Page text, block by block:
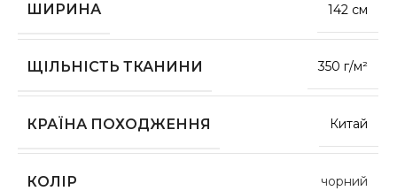
ШИРИНА 142 см
ЩІЛЬНІСТЬ ТКАНИНИ 350 г/м²
КРАЇНА ПОХОДЖЕННЯ Китай
КОЛІР чорний